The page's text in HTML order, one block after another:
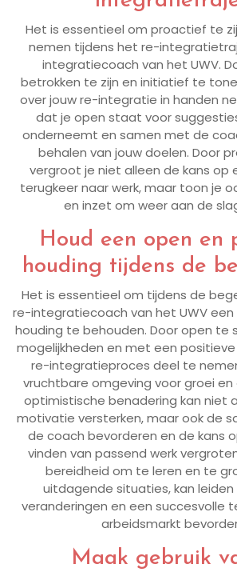
Het is essentieel om proactief te
nemen tijdens het re-
integratiecoach van het UWV.
betrokken te zijn en initiatief te
over jouw re-integratie in handen
dat je open staat voor
onderneemt en samen met de
behalen van jouw doelen. Door
vergroot je niet alleen de kans op
terugkeer naar werk, maar toon je
en inzet om weer aan de
Houd een open en
houding tijdens de
Het is essentieel om tijdens de
re-integratiecoach van het UWV
houding te behouden. Door open te
mogelijkheden en met een
re-integratieproces deel te
vruchtbare omgeving voor groei en
optimistische benadering kan niet
motivatie versterken, maar ook de
de coach bevorderen en de kans
vinden van passend werk
bereidheid om te leren en te
uitdagende situaties, kan
veranderingen en een succesvolle
arbeidsmarkt
Maak gebruik